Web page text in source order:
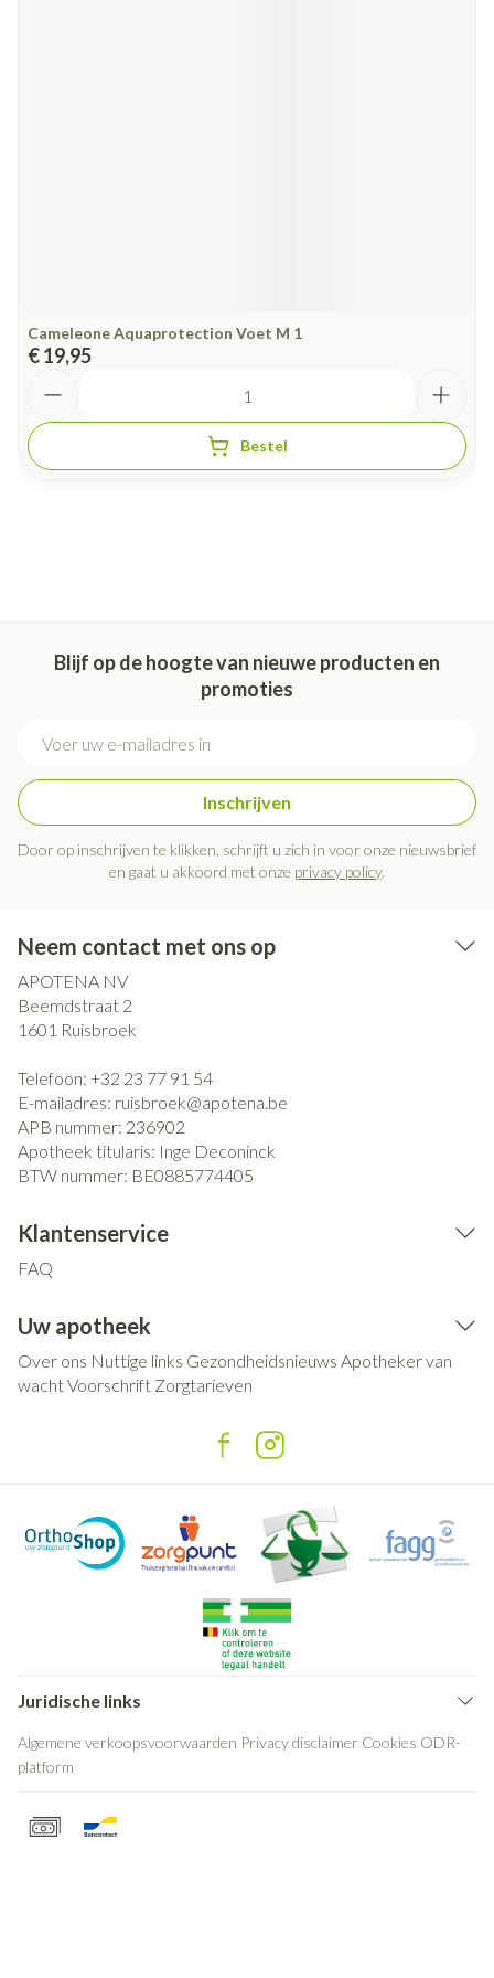
Cameleone Aquaprotection Voet M 1
€ 19,95
Bestel
Blijf op de hoogte van nieuwe producten en
promoties
Inschrijven
Door op inschrijven te klikken, schrijft u zich in voor onze nieuwsbrief
en gaat u akkoord met onze privacy policy.
Neem contact met ons op
APOTENA NV
Beemdstraat 2
1601 Ruisbroek
Telefoon: +32 23 77 91 54
E-mailadres: ruisbroek@apotena.be
APB nummer: 236902
Apotheek titularis: Inge Deconinck
BTW nummer: BE0885774405
Klantenservice
FAQ
Uw apotheek
Over ons Nuttige links Gezondheidsnieuws Apotheker van
wachtVoorschrift Zorgtarieven
Juridische links
Algemene verkoopsvoorwaarden Privacy disclaimer Cookies ODR-
platform